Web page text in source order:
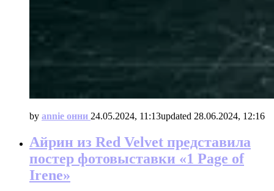
by annie онни 24.05.2024, 11:13updated 28.06.2024, 12:16
Айрин из Red Velvet представила
постер фотовыставки «1 Page of
Irene»